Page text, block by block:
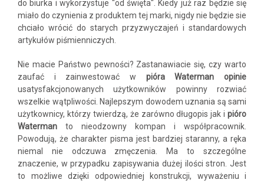
do biurka i wykorzystuje "od święta". Kiedy już raz będzie się
miało do czynienia z produktem tej marki, nigdy nie będzie sie
chciało wrócić do starych przyzwyczajeń i standardowych
artykułów piśmienniczych.
Nie macie Państwo pewności? Zastanawiacie się, czy warto
zaufać i zainwestować w pióra Waterman opinie
usatysfakcjonowanych użytkowników powinny rozwiać
wszelkie wątpliwości. Najlepszym dowodem uznania są sami
użytkownicy, którzy twierdzą, że zarówno długopis jak i pióro
Waterman to nieodzowny kompan i współpracownik.
Powodują, że charakter pisma jest bardziej staranny, a ręka
niemal nie odczuwa zmęczenia. Ma to szczególne
znaczenie, w przypadku zapisywania dużej ilości stron. Jest
to możliwe dzięki odpowiedniej konstrukcji, wyważeniu i